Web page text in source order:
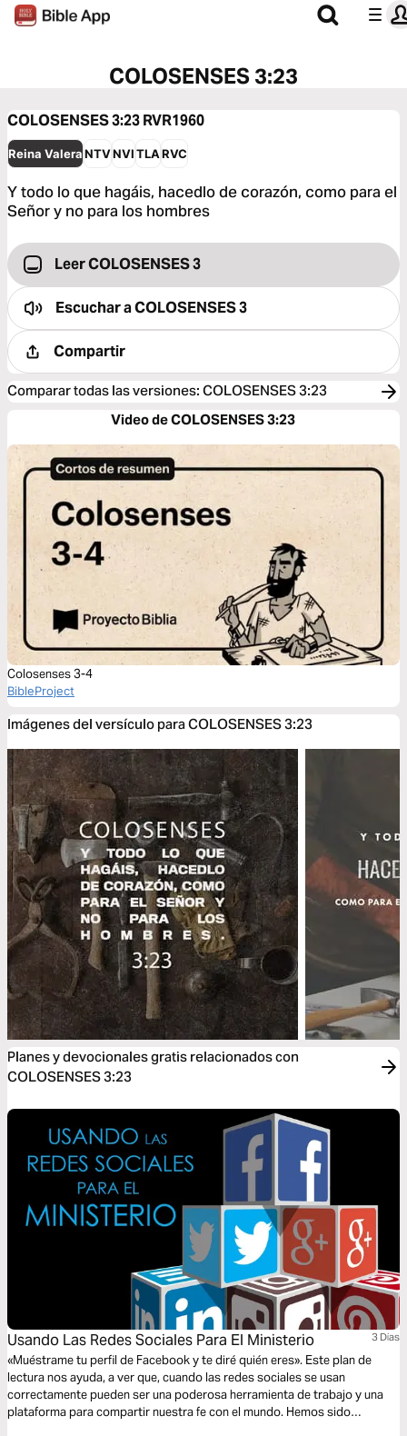
COLOSENSES 3:23
COLOSENSES 3:23RVR1960
Reina ValeraNTVNVITLARVC
Y todo lo que hagáis, hacedlo de corazón, como para el
Señor y no para los hombres
Leer COLOSENSES 3
Escuchar aCOLOSENSES 3
Compartir
Comparar todas las versiones: COLOSENSES 3:23
Video de COLOSENSES 3:23
Colosenses 3-4
BibleProject
Imágenes del versículo para COLOSENSES 3:23
Planes y devocionales gratis relacionados con
COLOSENSES 3:23
Usando Las Redes Sociales Para El Ministerio 3 Dias
«Muéstrame tu perfil de Facebook y te diré quién eres». Este plan de
lectura nos ayuda, a ver que, cuando las redes sociales se usan
correctamente pueden ser una poderosa herramienta de trabajo y una
plataforma para compartir nuestra fe con el mundo. Hemos sido